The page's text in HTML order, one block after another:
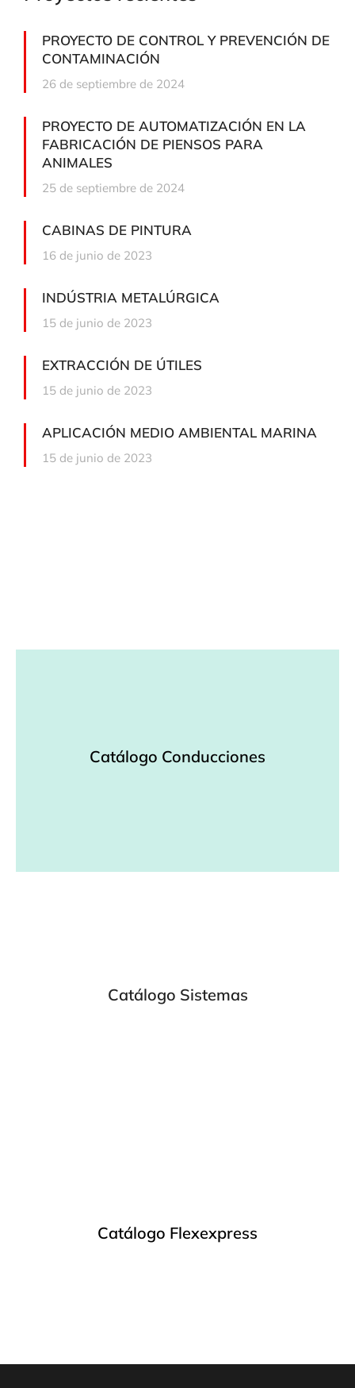
PROYECTO DE CONTROL Y PREVENCIÓN DE
CONTAMINACIÓN
26 de septiembre de 2024
PROYECTO DE AUTOMATIZACIÓN EN LA
FABRICACIÓN DE PIENSOS PARA
ANIMALES
25 de septiembre de 2024
CABINAS DE PINTURA
16 de junio de 2023
INDÚSTRIA METALÚRGICA
15 de junio de 2023
EXTRACCIÓN DE ÚTILES
15 de junio de 2023
APLICACIÓN MEDIO AMBIENTAL MARINA
15 de junio de 2023
Catálogo Conducciones
VER PDF
Catálogo Sistemas
VER PDF
Catálogo Flexexpress
VER CATÁLOGO